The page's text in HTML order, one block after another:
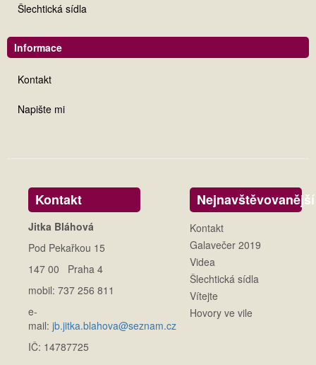
Šlechtická sídla
Informace
Kontakt
Napište mi
Kontakt
Jitka Bláhová
Pod Pekařkou 15
147 00 Praha 4
mobil: 737 256 811
e-
mail: jb.jitka.blahova@seznam.cz
IČ: 14787725
Nejnavštěvovanější
Kontakt
Galavečer 2019
Videa
Šlechtická sídla
Vítejte
Hovory ve vile